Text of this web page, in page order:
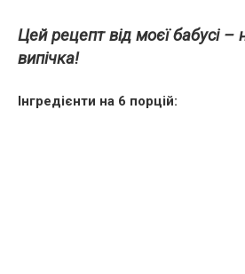
Цей рецепт від моєї бабусі
випічка!
Інгредієнти на 6 порцій: